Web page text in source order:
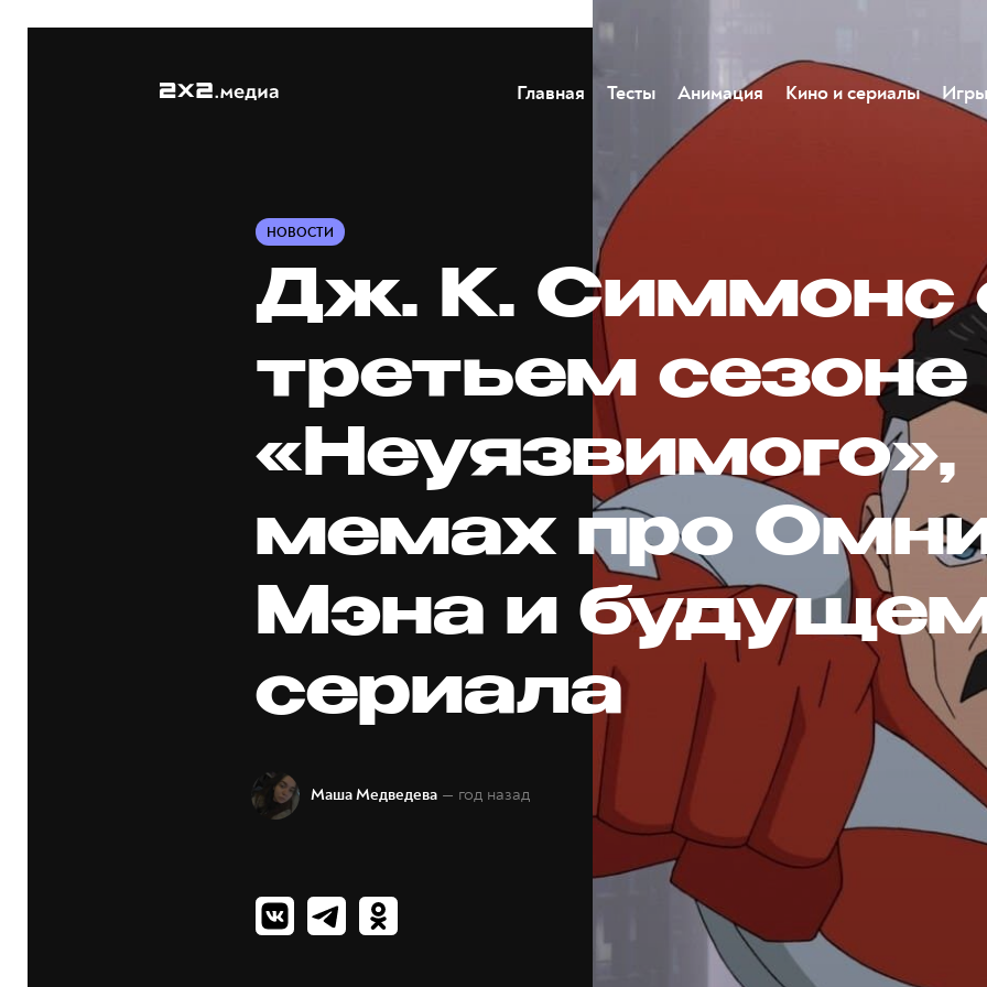
Главная Тесты Анимация Кино и сериалы Игры
НОВОСТИ
Дж. К. Симмонс
третьем сезоне
«Неуязвимого»,
мемах про
Мэна и
сериала
Маша Медведева — год назад